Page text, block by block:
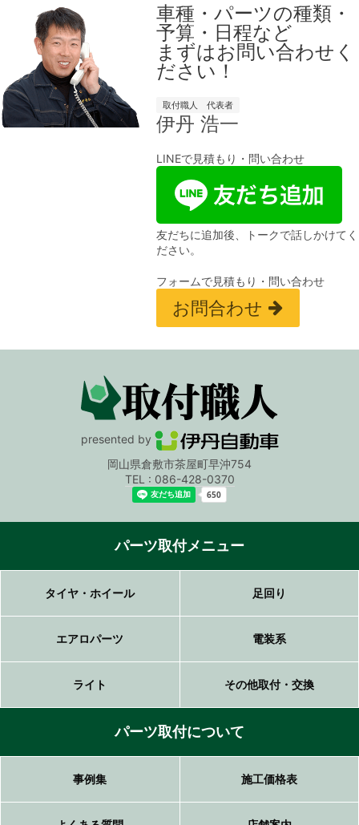
車種・パーツの種類・
予算・日程など
まずはお問い合わせく
ださい！
取付職人 代表者
伊丹 浩一
LINEで見積もり・問い合わせ
友だちに追加後、トークで話しかけてく
ださい。
フォームで見積もり・問い合わせ
お問合わせ
presented by
岡山県倉敷市茶屋町早沖754
TEL : 086-428-0370
パーツ取付メニュー
タイヤ・ホイール 足回り
エアロパーツ 電装系
ライト その他取付・交換
パーツ取付について
事例集 施工価格表